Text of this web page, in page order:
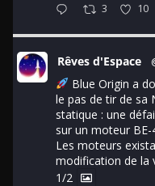
3 10
Rêves d'Espace
Blue Origin a
le pas de tir de sa
statique : une
sur un moteur BE-
Les moteurs
modification de la
1/2